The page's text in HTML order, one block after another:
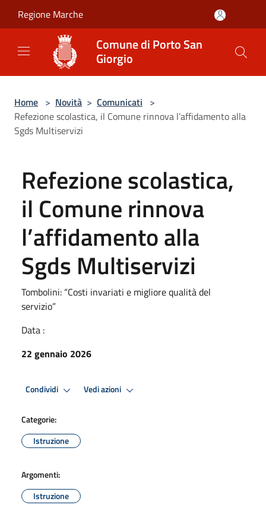
Regione Marche
Comune di Porto San
Giorgio
Home > Novità > Comunicati >
Refezione scolastica, il Comune rinnova l’affidamento alla
Sgds Multiservizi
Refezione scolastica,
il Comune rinnova
l’affidamento alla
Sgds Multiservizi
Tombolini: “Costi invariati e migliore qualità del
servizio”
Data :
22 gennaio 2026
Condividi Vedi azioni
Categorie:
Istruzione
Argomenti:
Istruzione